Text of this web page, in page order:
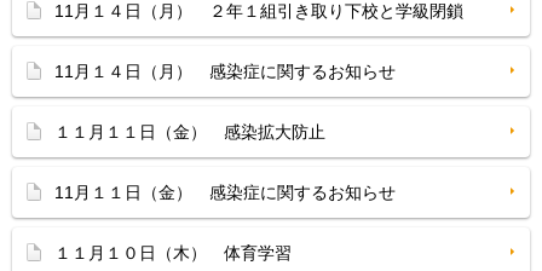
11月１４日（月） ２年１組引き取り下校と学級閉鎖
11月１４日（月） 感染症に関するお知らせ
１１月１１日（金） 感染拡大防止
11月１１日（金） 感染症に関するお知らせ
１１月１０日（木） 体育学習